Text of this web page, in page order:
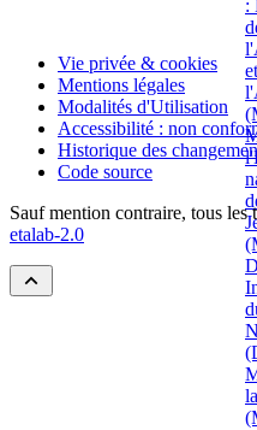
Vie privée & cookies
Mentions légales
Modalités d'Utilisation
Accessibilité : non
Historique des
Code source
Sauf mention contraire, tous les
etalab-2.0